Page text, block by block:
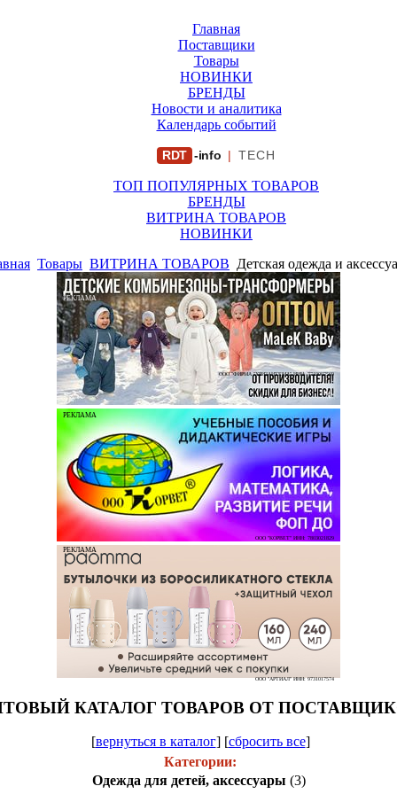
Главная
Поставщики
Товары
НОВИНКИ
БРЕНДЫ
Новости и аналитика
Календарь событий
RDT -info | TECH
ТОП ПОПУЛЯРНЫХ ТОВАРОВ
БРЕНДЫ
ВИТРИНА ТОВАРОВ
НОВИНКИ
Товары ВИТРИНА ТОВАРОВ Детская одежда и
РЕКЛАМА
ООО "ФИРМА "ХРИЗАНТЕМА" ИНН: 7719007569
РЕКЛАМА
ООО "КОРВЕТ" ИНН: 7803021829
РЕКЛАМА
ООО "АРТИАЛ" ИНН: 9731017574
КАТАЛОГ ТОВАРОВ ОТ
[вернуться в каталог] [сбросить все]
Категории:
Одежда для детей, аксессуары (3)